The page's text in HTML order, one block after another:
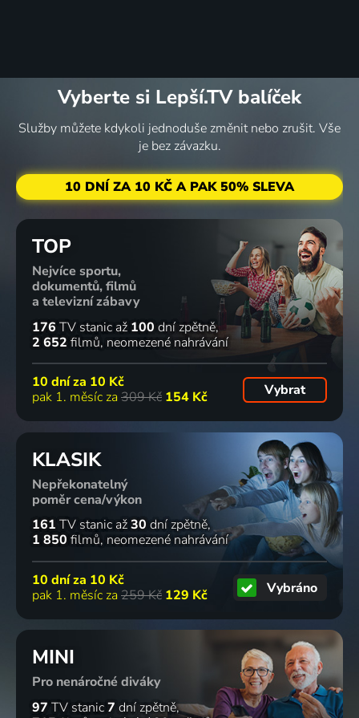
Vyberte si Lepší.TV balíček
Služby můžete kdykoli jednoduše změnit nebo zrušit. Vše
je bez závazku.
10 DNÍ ZA 10 KČ A PAK 50% SLEVA
TOP
Nejvíce sportu,
dokumentů, filmů
a televizní zábavy
176 TV stanic až 100 dní zpětně
2 652 filmů neomezené nahrávání
10 dní za 10 Kč
pak 1. měsíc za 309 Kč 154 Kč Vybrat
KLASIK
Nepřekonatelný
poměr cena/výkon
161 TV stanic až30 dní zpětně
1 850 filmů neomezené nahrávání
10 dní za 10 Kč
pak 1. měsíc za 259 Kč 129 Kč Vybráno
MINI
Pro nenáročné diváky
97 TV stanic7 dní zpětně